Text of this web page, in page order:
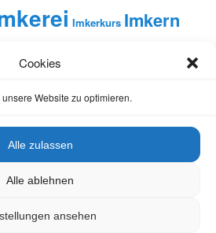
Cookies
Website zu optimieren.
Alle zulassen
Alle ablehnen
ansehen
Imkerkurs Imkern
Oberfranken
Unterricht
Wachs
Stolz präsentiert von WordPress